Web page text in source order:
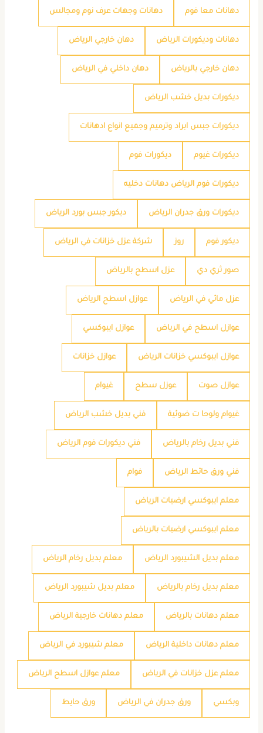
دهانات معا فوم دهانات وجهات عرف نوم ومجالس
دهانات وديكورات الرياض دهان خارجي الرياض
دهان خارجي بالرياض دهان داخلي في الرياض
ديكورات بديل خشب الرياض
ديكورات جبس ابراد وترميم وجميع انواع ادهانات
ديكورات غيوم ديكورات فوم
ديكورات فوم الرياض دهانات دخليه
ديكورات ورق جدران الرياض ديكور جبس بورد الرياض
ديكور فوم روز شركة عزل خزانات في الرياض
صور ثري دي عزل اسطح بالرياض
عزل مائي في الرياض عوازل اسطح الرياض
عوازل اسطح في الرياض عوازل ايبوكسي
عوازل ايبوكسي خزانات الرياض عوازل خزانات
عوازل صوت عوزل سطح غيوام
غيوام ولوحا ت ضوئية فني بديل خشب الرياض
فني بديل رخام بالرياض فني ديكورات فوم الرياض
فني ورق حائط الرياض فوام
معلم ايبوكسي ارضيات الرياض
معلم ايبوكسي ارضيات بالرياض
معلم بديل الشيبورد الرياض معلم بديل رخام الرياض
معلم بديل رخام بالرياض معلم بديل شيبورد الرياض
معلم دهانات بالرياض معلم دهانات خارجية الرياض
معلم دهانات داخلية الرياض معلم شيبورد في الرياض
معلم عزل خزانات في الرياض معلم عوازل اسطح الرياض
وبكسي ورق جدران في الرياض ورق حايط